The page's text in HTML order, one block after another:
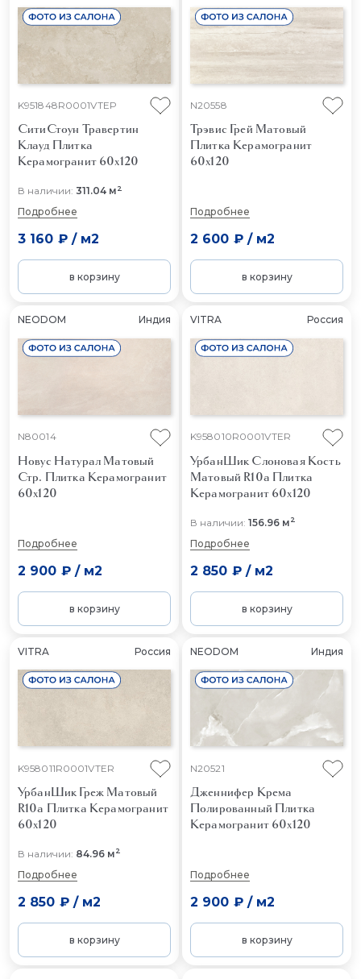
K951848R0001VTEP
СитиСтоун Травертин
Клауд Плитка
Керамогранит 60x120
В наличии: 311.04 м2
Подробнее
3 160 ₽/ м2
в корзину
N20558
Трэвис Грей Матовый
Плитка Керамогранит
60x120
Подробнее
2 600 ₽/ м2
в корзину
NEODOM Индия
N80014
Новус Натурал Матовый
Стр. Плитка Керамогранит
60x120
Подробнее
2 900 ₽/ м2
в корзину
VITRA Россия
K958010R0001VTER
УрбанШик Слоновая Кость
Матовый R10a Плитка
Керамогранит 60x120
В наличии: 156.96 м2
Подробнее
2 850 ₽/ м2
в корзину
VITRA Россия
K958011R0001VTER
УрбанШик Греж Матовый
R10a Плитка Керамогранит
60x120
В наличии: 84.96 м2
Подробнее
2 850 ₽/ м2
в корзину
NEODOM Индия
N20521
Дженнифер Крема
Полированный Плитка
Керамогранит 60x120
Подробнее
2 900 ₽/ м2
в корзину